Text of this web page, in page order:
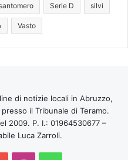
Serie D silvi
Vasto
di notizie locali in Abruzzo,
il Tribunale di Teramo.
2009. P. I.: 01964530677 –
Luca Zarroli.